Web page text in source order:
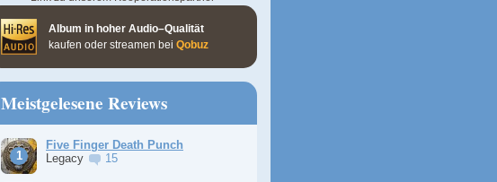
Album in hoher Audio–Qualität
kaufen oder streamen bei Qobuz
Meistgelesene Reviews
Five Finger Death Punch
Legacy
15